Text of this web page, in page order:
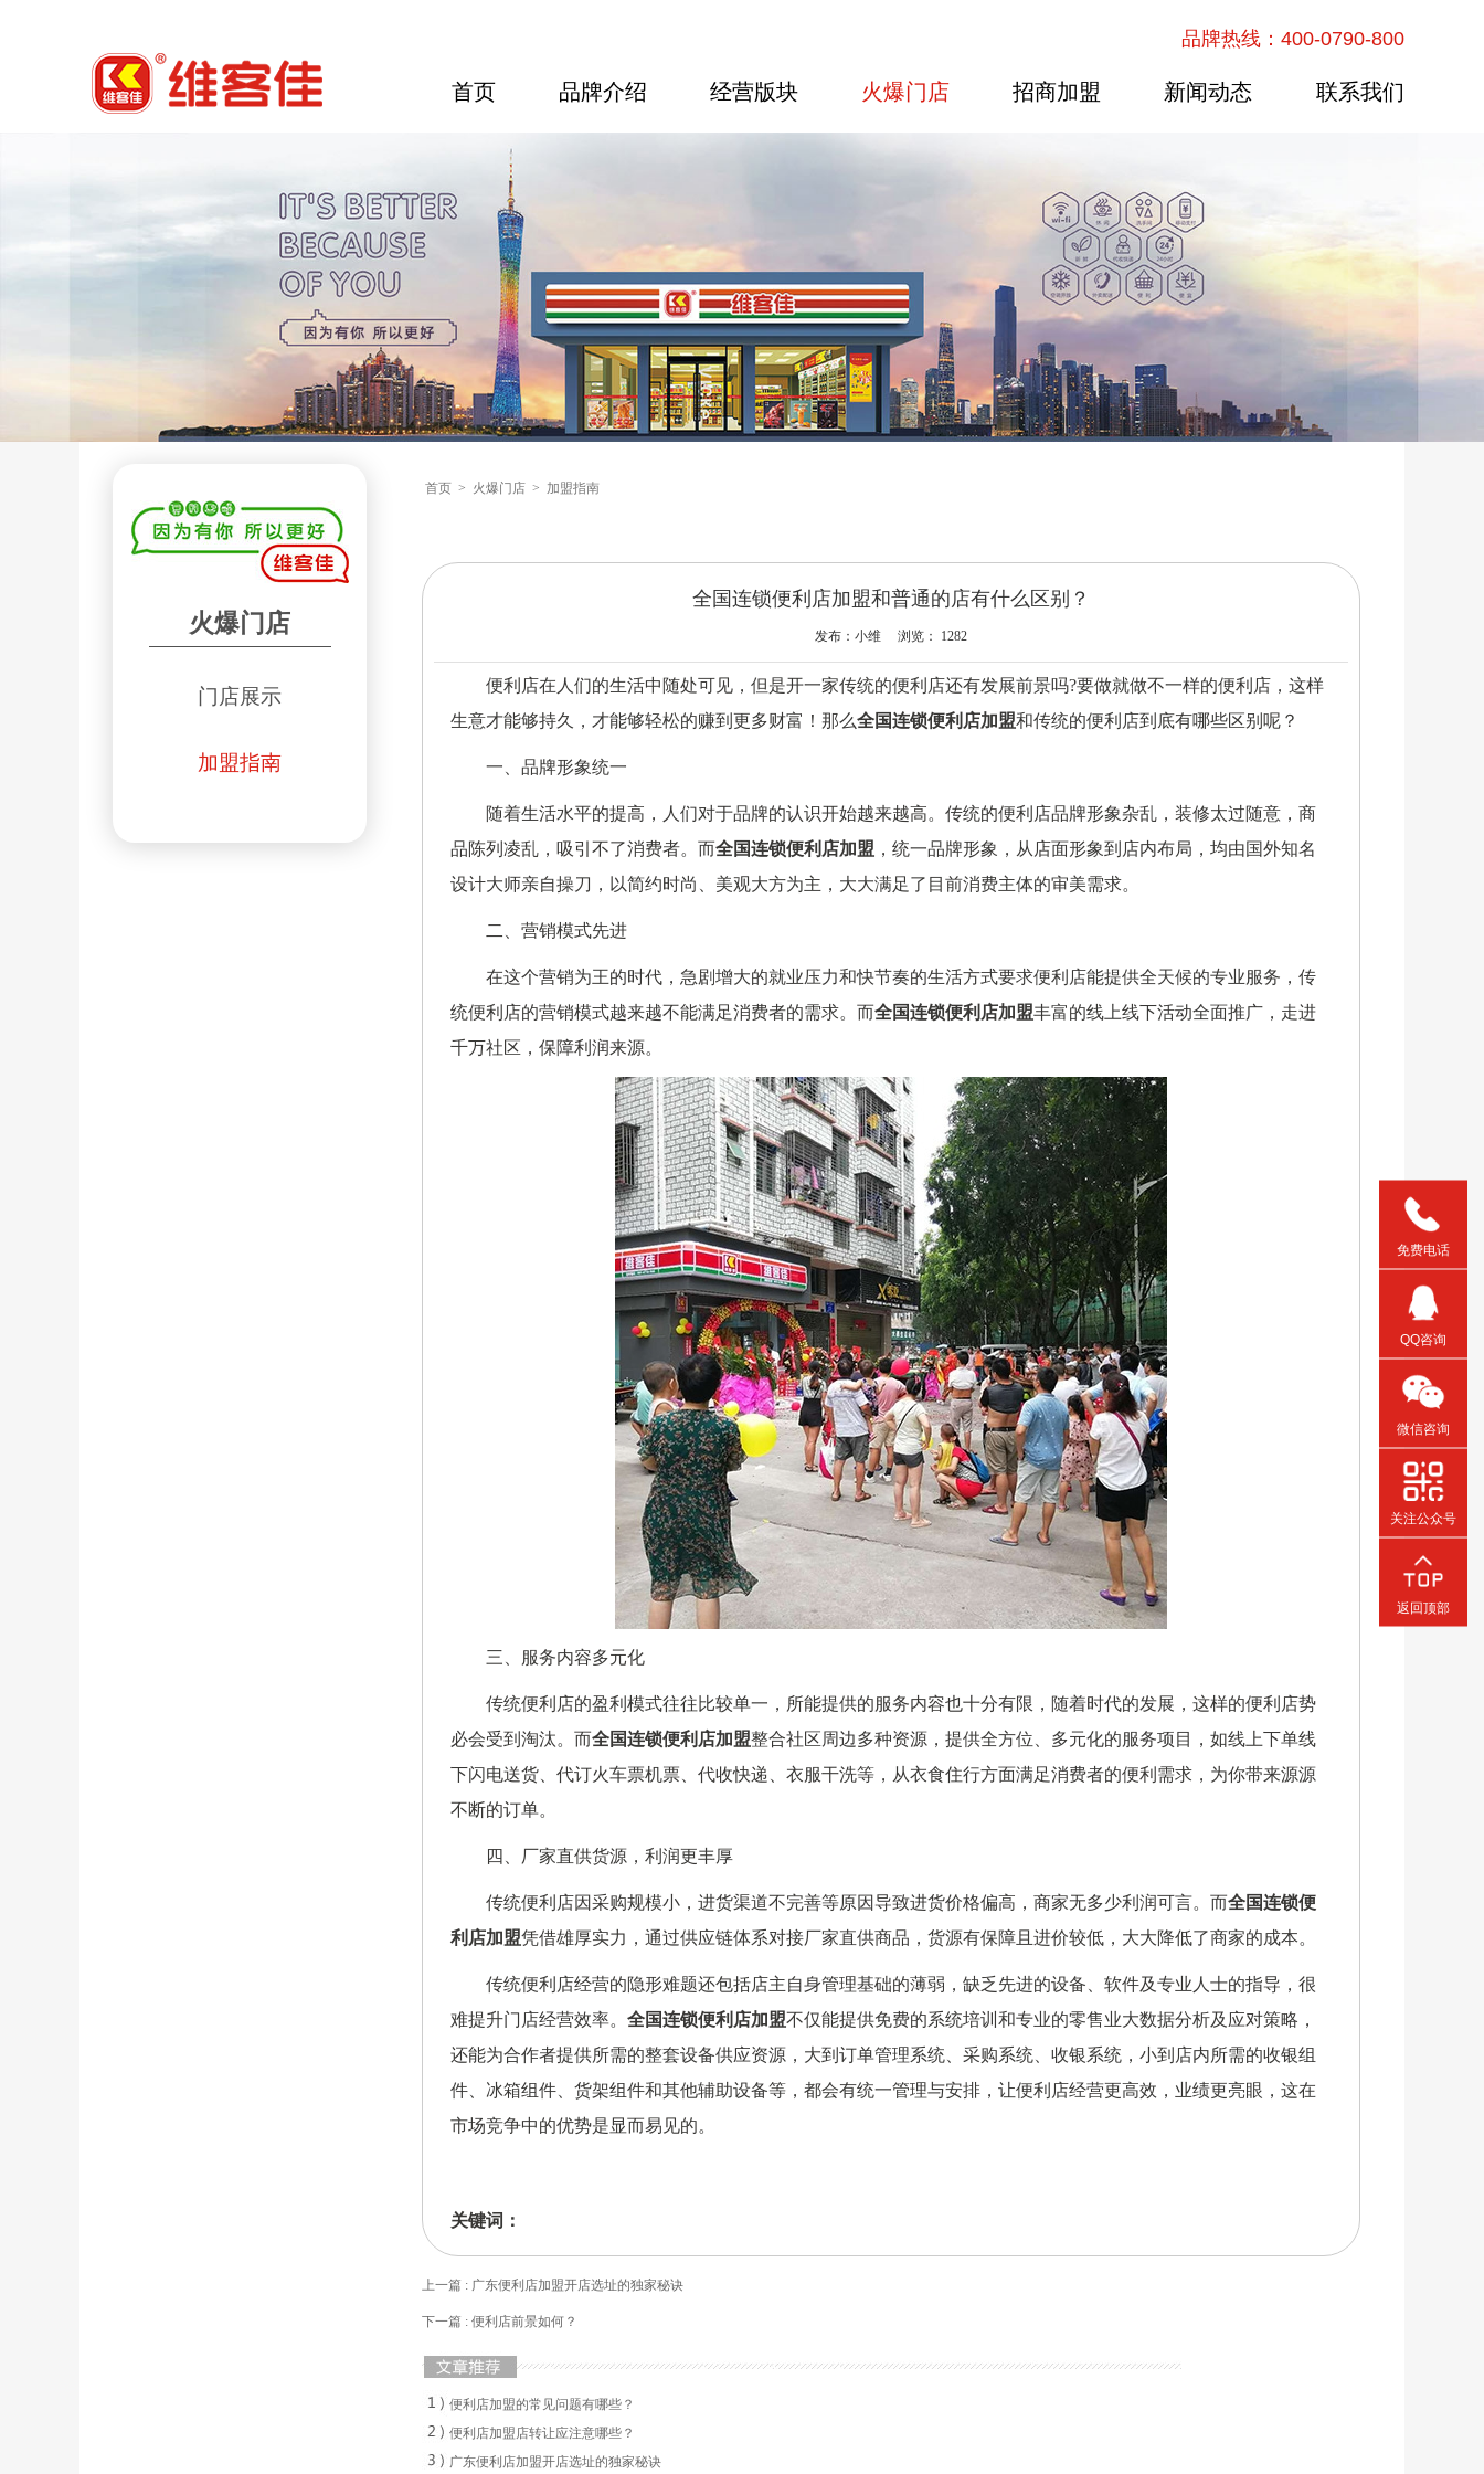
品牌热线：400-0790-800
首页 品牌介绍 经营版块 火爆门店 招商加盟 新闻动态 联系我们
火爆门店
门店展示
加盟指南
首页 > 火爆门店 > 加盟指南
全国连锁便利店加盟和普通的店有什么区别？
发布：小维 浏览： 1282
便利店在人们的生活中随处可见，但是开一家传统的便利店还有发展前景吗?要做就做不一样的便利店，这样
生意才能够持久，才能够轻松的赚到更多财富！那么全国连锁便利店加盟和传统的便利店到底有哪些区别呢？
一、品牌形象统一
随着生活水平的提高，人们对于品牌的认识开始越来越高。传统的便利店品牌形象杂乱，装修太过随意，商
品陈列凌乱，吸引不了消费者。而全国连锁便利店加盟 ，统一品牌形象，从店面形象到店内布局，均由国外知名
设计大师亲自操刀，以简约时尚、美观大方为主，大大满足了目前消费主体的审美需求。
二、营销模式先进
在这个营销为王的时代，急剧增大的就业压力和快节奏的生活方式要求便利店能提供全天候的专业服务，传
统便利店的营销模式越来越不能满足消费者的需求。而全国连锁便利店加盟丰富的线上线下活动全面推广，走进
千万社区，保障利润来源。
三、服务内容多元化
传统便利店的盈利模式往往比较单一，所能提供的服务内容也十分有限，随着时代的发展，这样的便利店势
必会受到淘汰。而全国连锁便利店加盟整合社区周边多种资源，提供全方位、多元化的服务项目，如线上下单线
下闪电送货、代订火车票机票、代收快递、衣服干洗等，从衣食住行方面满足消费者的便利需求，为你带来源源
不断的订单。
四、厂家直供货源，利润更丰厚
传统便利店因采购规模小，进货渠道不完善等原因导致进货价格偏高，商家无多少利润可言。而全国连锁便
利店加盟凭借雄厚实力，通过供应链体系对接厂家直供商品，货源有保障且进价较低，大大降低了商家的成本。
传统便利店经营的隐形难题还包括店主自身管理基础的薄弱，缺乏先进的设备、软件及专业人士的指导，很
难提升门店经营效率。 全国连锁便利店加盟不仅能提供免费的系统培训和专业的零售业大数据分析及应对策略，
还能为合作者提供所需的整套设备供应资源，大到订单管理系统、采购系统、收银系统，小到店内所需的收银组
件、冰箱组件、货架组件和其他辅助设备等，都会有统一管理与安排，让便利店经营更高效，业绩更亮眼，这在
市场竞争中的优势是显而易见的。
关键词：
上一篇 : 广东便利店加盟开店选址的独家秘诀
下一篇 : 便利店前景如何？
便利店加盟的常见问题有哪些？
便利店加盟店转让应注意哪些？
广东便利店加盟开店选址的独家秘诀
免费电话
QQ咨询
微信咨询
关注公众号
返回顶部